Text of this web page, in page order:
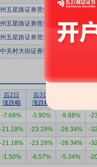
五星路证券营业部
五星路证券营业部
五星路证券营业部
关村大街证券营业部
后2日
涨跌幅
后3日
涨跌幅
-7.68% -3.90% -9.88% -
-21.18% -23.29% -26.34% -
-21.18% -23.29% -26.34% -
-1.50% -6.57% -5.34% -